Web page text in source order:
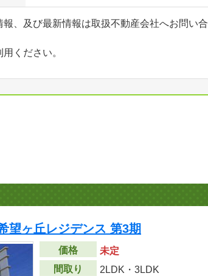
、及び最新情報は取扱不動産会社へお問い合
ください。
望ヶ丘レジデンス 第3期
価格
未定
間取り
2LDK・3LDK